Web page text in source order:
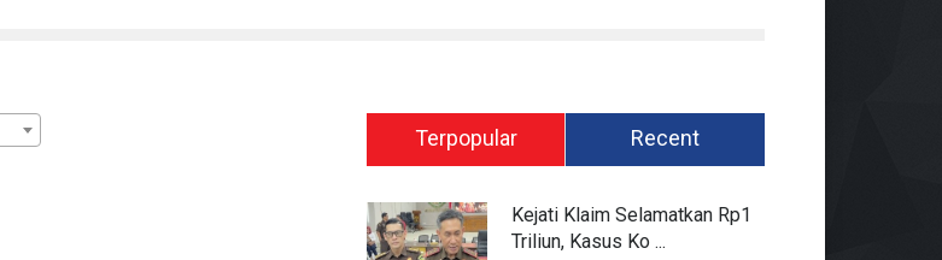
Terpopular Recent
Kejati Klaim Selamatkan Rp1
Triliun, Kasus Ko ...